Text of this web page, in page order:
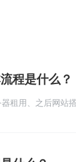
程是什么？
租用、之后网站